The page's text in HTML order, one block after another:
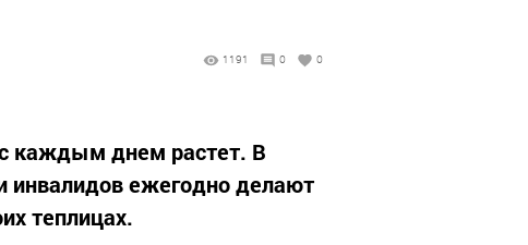
1191 0 0
с каждым днем растет. В
инвалидов ежегодно делают
теплицах.